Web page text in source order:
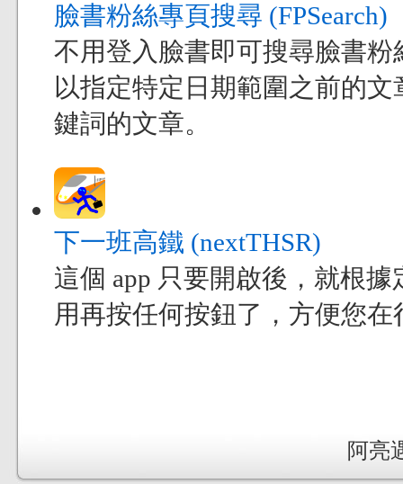
臉書粉絲專頁搜尋 (FPSearch)
不用登入臉書即可搜尋臉書
以指定特定日期範圍之前的
鍵詞的文章。
下一班高鐵 (nextTHSR)
這個 app 只要開啟後，就根
用再按任何按鈕了，方便您
阿亮